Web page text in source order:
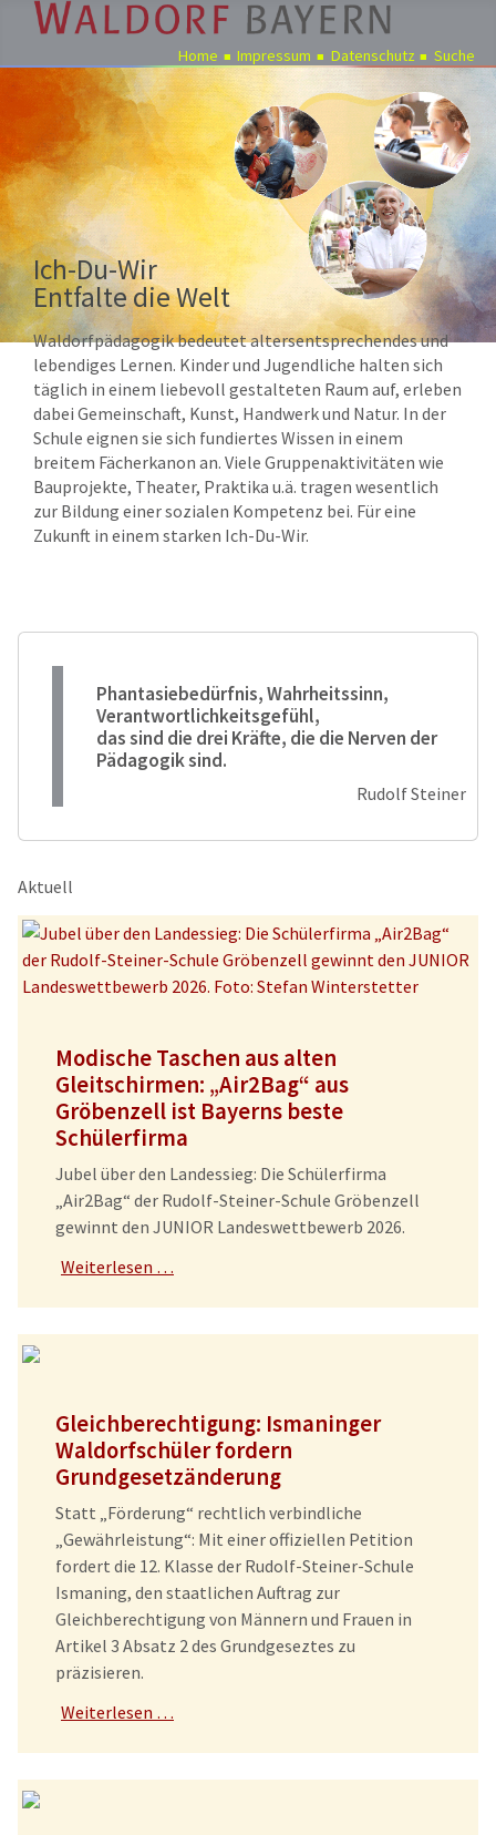
Pädagogik
Über
uns
Kindergärten
Schulen
Ausbildung
Freie
Stellen
Aktuelles
Termine
Home Impressum Datenschutz Suche
Ich-Du-Wir
Entfalte die Welt
Waldorfpädagogik bedeutet altersentsprechendes und
lebendiges Lernen. Kinder und Jugendliche halten sich
täglich in einem liebevoll gestalteten Raum auf, erleben
dabei Gemeinschaft, Kunst, Handwerk und Natur. In der
Schule eignen sie sich fundiertes Wissen in einem
breitem Fächerkanon an. Viele Gruppenaktivitäten wie
Bauprojekte, Theater, Praktika u.ä. tragen wesentlich
zur Bildung einer sozialen Kompetenz bei. Für eine
Zukunft in einem starken Ich-Du-Wir.
Phantasiebedürfnis, Wahrheitssinn,
Verantwortlichkeitsgefühl,
das sind die drei Kräfte, die die Nerven der
Pädagogik sind.
Rudolf Steiner
Aktuell
Modische Taschen aus alten
Gleitschirmen: „Air2Bag“ aus
Gröbenzell ist Bayerns beste
Schülerfirma
Jubel über den Landessieg: Die Schülerfirma
„Air2Bag“ der Rudolf-Steiner-Schule Gröbenzell
gewinnt den JUNIOR Landeswettbewerb 2026.
Weiterlesen …
Gleichberechtigung: Ismaninger
Waldorfschüler fordern
Grundgesetzänderung
Statt „Förderung“ rechtlich verbindliche
„Gewährleistung“: Mit einer offiziellen Petition
fordert die 12. Klasse der Rudolf-Steiner-Schule
Ismaning, den staatlichen Auftrag zur
Gleichberechtigung von Männern und Frauen in
Artikel 3 Absatz 2 des Grundgeseztes zu
präzisieren.
Weiterlesen …